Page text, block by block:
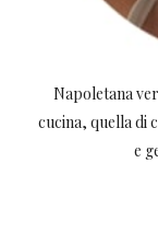
Napoletana
cucina, quella di
e